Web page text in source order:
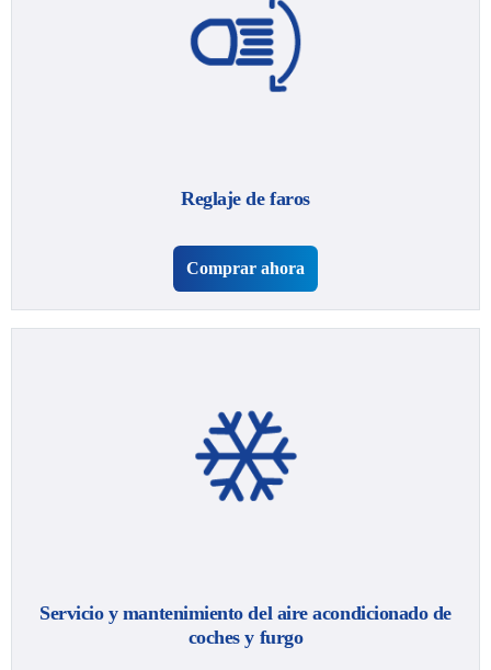
Reglaje de faros
Comprar ahora
Servicio y mantenimiento del aire acondicionado de
coches y furgo